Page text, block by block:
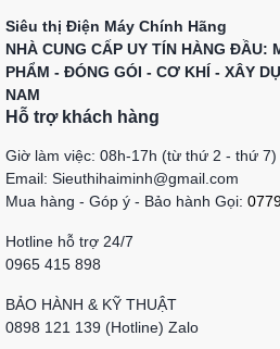
Siêu thị Điện Máy Chính Hãng
NHÀ CUNG CẤP UY TÍN HÀNG ĐẦU:
PHẨM - ĐÓNG GÓI - CƠ KHÍ - XÂY
NAM
Hỗ trợ khách hàng
Giờ làm việc: 08h-17h (từ thứ 2 - thứ 7)
Email: Sieuthihaiminh@gmail.com
Mua hàng - Góp ý - Bảo hành Gọi:
Hotline hỗ trợ 24/7
0965 415 898
BẢO HÀNH & KỸ THUẬT
0898 121 139 (Hotline) Zalo